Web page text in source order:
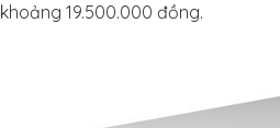
khoảng 19.500.000 đồng.